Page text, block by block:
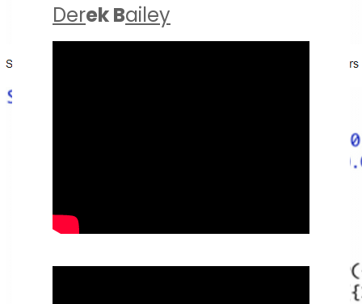
Derek Bailey